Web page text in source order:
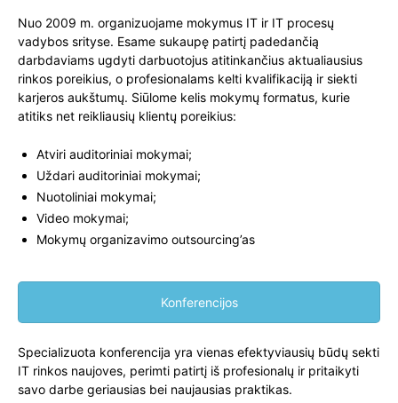
Nuo 2009 m. organizuojame mokymus IT ir IT procesų
vadybos srityse. Esame sukaupę patirtį padedančią
darbdaviams ugdyti darbuotojus atitinkančius aktualiausius
rinkos poreikius, o profesionalams kelti kvalifikaciją ir siekti
karjeros aukštumų. Siūlome kelis mokymų formatus, kurie
atitiks net reikliausių klientų poreikius:
Atviri auditoriniai mokymai;
Uždari auditoriniai mokymai;
Nuotoliniai mokymai;
Video mokymai;
Mokymų organizavimo outsourcing’as
Konferencijos
Specializuota konferencija yra vienas efektyviausių būdų sekti
IT rinkos naujoves, perimti patirtį iš profesionalų ir pritaikyti
savo darbe geriausias bei naujausias praktikas.